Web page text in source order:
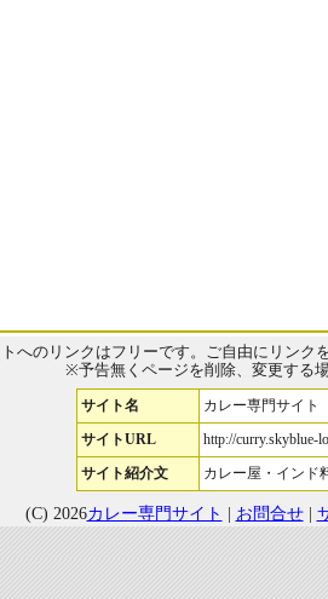
へのリンクはフリーです。ご自由にリン
※予告無くページを削除、変更する
サイト名 カレー専門サイト
サイトURL http://curry.skyblue-
サイト紹介文 カレー屋・インド
(C) 2026カレー専門サイト | お問合せ|